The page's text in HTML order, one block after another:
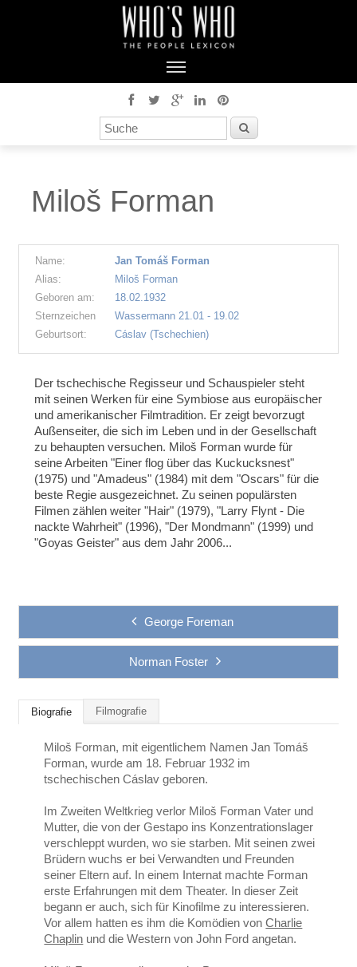
Miloš Forman
Name:
Jan Tomáš Forman
Alias:
Miloš Forman
Geboren am:
18.02.1932
Sternzeichen
Wassermann 21.01 - 19.02
Geburtsort:
Cáslav (Tschechien)
Der tschechische Regisseur und Schauspieler steht
mit seinen Werken für eine Symbiose aus europäischer
und amerikanischer Filmtradition. Er zeigt bevorzugt
Außenseiter, die sich im Leben und in der Gesellschaft
zu behaupten versuchen. Miloš Forman wurde für
seine Arbeiten "Einer flog über das Kuckucksnest"
(1975) und "Amadeus" (1984) mit dem "Oscars" für die
beste Regie ausgezeichnet. Zu seinen populärsten
Filmen zählen weiter "Hair" (1979), "Larry Flynt - Die
nackte Wahrheit" (1996), "Der Mondmann" (1999) und
"Goyas Geister" aus dem Jahr 2006...
George Foreman
Norman Foster
Biografie Filmografie
Miloš Forman, mit eigentlichem Namen Jan Tomáš
Forman, wurde am 18. Februar 1932 im
tschechischen Cáslav geboren.
Im Zweiten Weltkrieg verlor Miloš Forman Vater und
Mutter, die von der Gestapo ins Konzentrationslager
verschleppt wurden, wo sie starben. Mit seinen zwei
Brüdern wuchs er bei Verwandten und Freunden
seiner Eltern auf. In einem Internat machte Forman
erste Erfahrungen mit dem Theater. In dieser Zeit
begann er auch, sich für Kinofilme zu interessieren.
Vor allem hatten es ihm die Komödien vonCharlie
Chaplin und die Western von John Ford angetan.